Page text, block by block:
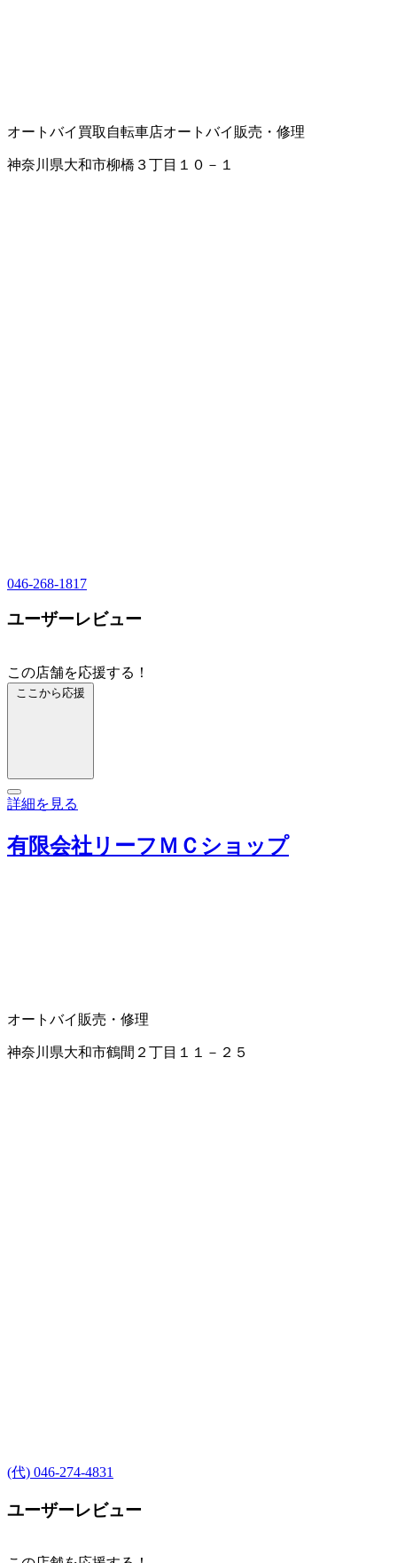
オートバイ買取 自転車店オートバイ販売・修理
神奈川県大和市柳橋３丁目１０－１
046-268-1817
ユーザーレビュー
この店舗を応援する！
ここから応援
詳細を見る
有限会社リーフＭＣショップ
オートバイ販売・修理
神奈川県大和市鶴間２丁目１１－２５
(代) 046-274-4831
ユーザーレビュー